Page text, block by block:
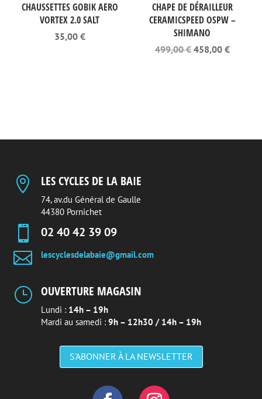
CHAUSSETTES GOBIK AERO
VORTEX 2.0 SALT
35,00 €
CHAPE DE DÉRAILLEUR
CERAMICSPEED OSPW –
SHIMANO
499,00€ Le
458,00 €Le
 LES CYCLES DE LA BAIE
74, av.du Général de Gaulle
44380 Pornichet
 02 40 42 39 09
 lescyclesdelabaie@gmail.com
} OUVERTURE MAGASIN
Lundi : 14h – 19h
Mardi au samedi : 9h – 12h30 / 14h – 19h
S'ABONNER À LA NEWSLETTER